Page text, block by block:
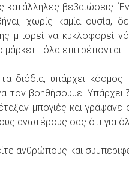
κατάλληλες βεβαιώσεις.
χωρίς καμία ουσία,
μπορεί να κυκλοφορεί
όλα επιτρέπονται.
διόδια, υπάρχει
τον βοηθήσουμε.
μπογιές και γράψανε
ανωτέρους σας ότι για
ανθρώπους και